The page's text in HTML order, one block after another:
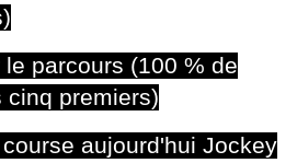
parcours (100 % de
cinq premiers)
aujourd'hui Jockey